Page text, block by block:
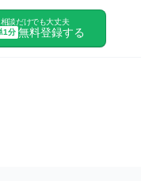
相談だけでも大丈夫
1分 無料登録する